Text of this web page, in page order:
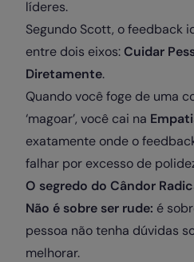
líderes.
Segundo Scott, o feedback
entre dois eixos:Cuidar
Diretamente.
Quando você foge de uma
‘magoar’, você cai na
exatamente onde o
falhar por excesso de
O segredo do Cândor
Não é sobre ser rude: é
pessoa não tenha dúvidas
melhorar.